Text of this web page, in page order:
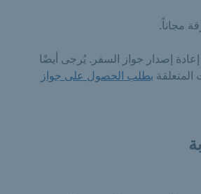
مجاناً.
إصدار جواز السفر. يُرجى أيضًا
المتعلقة بطلب الحصول على جواز